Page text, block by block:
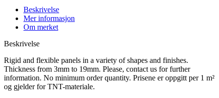
Beskrivelse
Mer informasjon
Om merket
Beskrivelse
Rigid and flexible panels in a variety of shapes and finishes.
Thickness from 3mm to 19mm. Please, contact us for further
information. No minimum order quantity. Prisene er oppgitt per 1 m²
og gjelder for TNT-materiale.